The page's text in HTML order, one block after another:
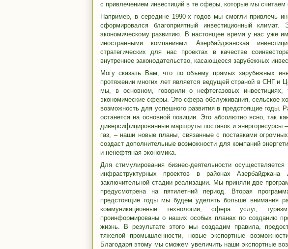
с привлечением инвестиций в те сферы, которые мы считаем
Например, в середине 1990-х годов мы смогли привлечь
сформировался благоприятный инвестиционный
экономическому развитию. В настоящее время у нас уже
иностранными компаниями. Азербайджанская
стратегических для нас проектах в качестве
внутреннее законодательство, касающееся зарубежных
Могу сказать Вам, что по объему прямых зарубежных
протяжении многих лет является ведущей страной в СНГ и
мы, в основном, говорили о нефтегазовых
экономические сферы. Это сфера обслуживания, сельское
возможность для успешного развития в предстоящие годы.
останется на основной позиции. Это абсолютно ясно, так
диверсифицированные маршруты поставок и
газ, – наши новые планы, связанные с поставками
создаст дополнительные возможности для компаний
и ненефтяная экономика.
Для стимулирования бизнес-деятельности
инфраструктурных проектов в районах
заключительной стадии реализации. Мы приняли две
предусмотрена на пятилетний период. Вторая
предстоящие годы мы будем уделять больше внимания
коммуникационные технологии, сфера услуг,
проинформированы о наших особых планах по созданию
жизнь. В результате этого мы создадим правила,
тяжелой промышленности, новые экспортные
Благодаря этому мы сможем увеличить наши экспортные